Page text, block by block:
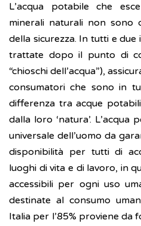
L’acqua potabile che
minerali naturali non sono
della sicurezza. In tutti e due
trattate dopo il punto di
“chioschi dell’acqua”),
consumatori che sono in
differenza tra acque
dalla loro ‘natura’.
universale dell’uomo da
disponibilità per tutti di
luoghi di vita e di lavoro, in
accessibili per ogni uso
destinate al consumo
Italia per l’85% proviene da